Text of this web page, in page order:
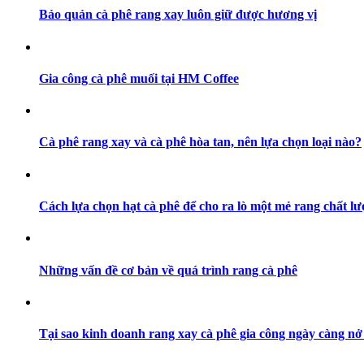
Bảo quản cà phê rang xay luôn giữ được hương vị
Gia công cà phê muối tại HM Coffee
Cà phê rang xay và cà phê hòa tan, nên lựa chọn loại nào?
Cách lựa chọn hạt cà phê để cho ra lò một mẻ rang chất
Những vấn đề cơ bản về quá trình rang cà phê
Tại sao kinh doanh rang xay cà phê gia công ngày càng